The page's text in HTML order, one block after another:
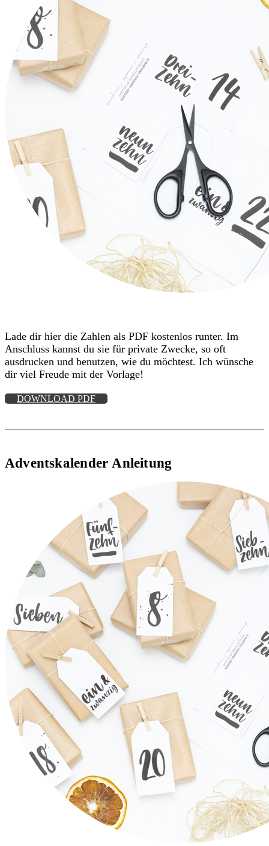
Lade dir hier die Zahlen als PDF kostenlos runter. Im
Anschluss kannst du sie für private Zwecke, so oft
ausdrucken und benutzen, wie du möchtest. Ich wünsche
dir viel Freude mit der Vorlage!
DOWNLOAD PDF
Adventskalender Anleitung